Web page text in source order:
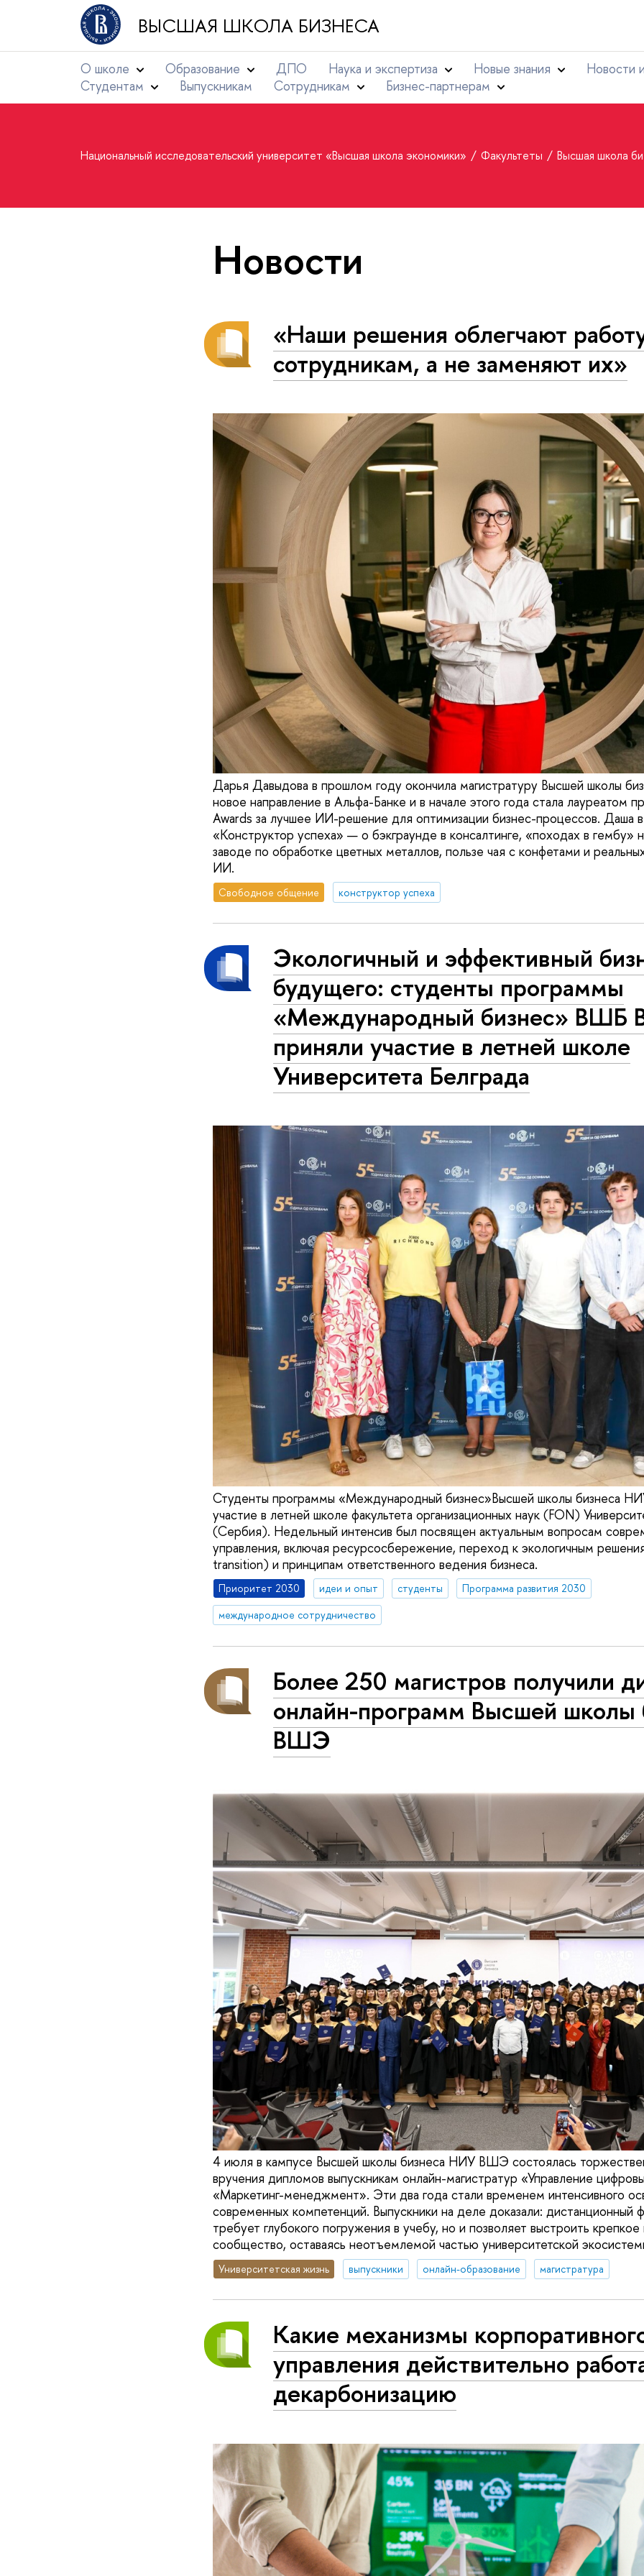
ВЫСШАЯ ШКОЛА БИЗНЕСА
О школе Образование ДПО Наука и экспертиза Новые знания
Новости
Студентам
Выпускникам Сотрудникам Бизнес-партнерам
Национальный исследовательский университет «Высшая школа экономики» Факультеты Высшая школа
Новости
«Наши решения облегчают
сотрудникам, а не заменяют их»
Дарья Давыдова в прошлом году окончила магистратуру Высшей школы
новое направление в Альфа-Банке и в начале этого года стала лауреатом
Awards за лучшее ИИ-решение для оптимизации бизнес-процессов. Даша
«Конструктор успеха» — о бэкграунде в консалтинге, «походах в гембу»
заводе по обработке цветных металлов, пользе чая с конфетами и
ИИ.
Свободное общение конструктор успеха
Экологичный и эффективный
будущего: студенты программы
«Международный бизнес»
приняли участие в летней школе
Университета Белграда
Студенты программы «Международный бизнес»Высшей школы бизнеса
участие в летней школе факультета организационных наук (FON)
(Сербия). Недельный интенсив был посвящен актуальным вопросам
управления, включая ресурсосбережение, переход к экологичным
transition) и принципам ответственного ведения бизнеса.
Приоритет 2030 идеи и опыт студенты
Программа развития 2030
международное сотрудничество
Более 250 магистров получили
онлайн-программ Высшей школы
ВШЭ
4 июля в кампусе Высшей школы бизнеса НИУ ВШЭ состоялась
вручения дипломов выпускникам онлайн-магистратур «Управление
«Маркетинг-менеджмент». Эти два года стали временем интенсивного
современных компетенций. Выпускники на деле доказали: дистанционный
требует глубокого погружения в учебу, но и позволяет выстроить
сообщество, оставаясь неотъемлемой частью университетской
Университетская жизнь выпускники онлайн-образование магистратура
Какие механизмы
управления действительно
декарбонизацию